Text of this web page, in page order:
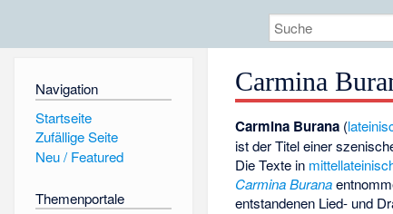
Navigation
Startseite
Zufällige Seite
Neu / Featured
Themenportale
Carmina
Carmina Burana (
ist der Titel einer
Die Texte in
Carmina Burana
entstandenen Lied- und